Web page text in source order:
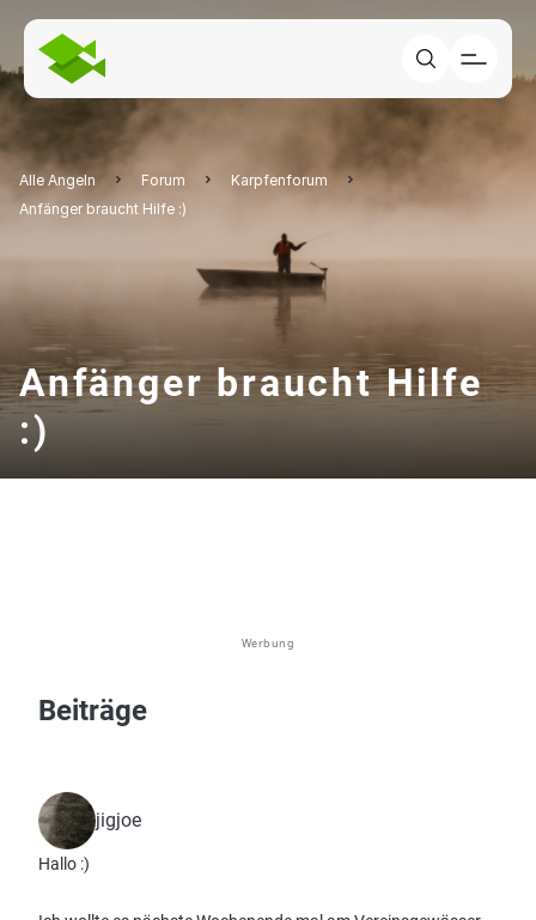
Alle Angeln Forum
Karpfenforum
Anfänger braucht Hilfe :)
Anfänger braucht Hilfe
:)
Werbung
Beiträge
jigjoe
Hallo :)